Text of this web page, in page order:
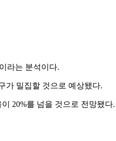
라는 분석이다.
가 밀집할 것으로 예상됐다.
20%를 넘을 것으로 전망됐